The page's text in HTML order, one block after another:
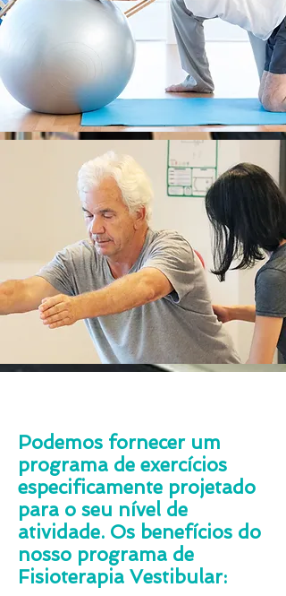
Podemos fornecer um
programa de exercícios
especificamente projetado
para o seu nível de
atividade. Os benefícios do
nosso programa de
Fisioterapia Vestibular: